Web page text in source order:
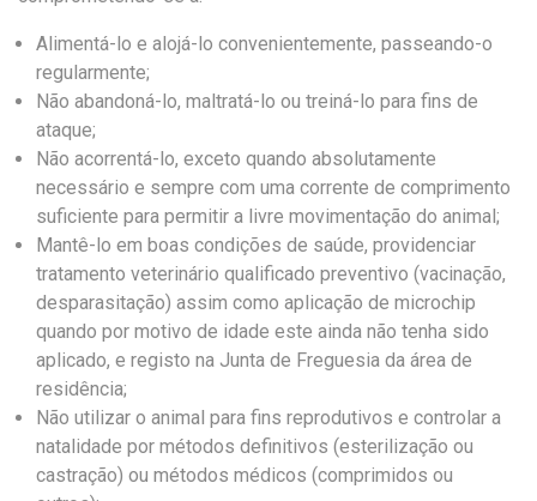
Alimentá-lo e alojá-lo convenientemente, passeando-o
regularmente;
Não abandoná-lo, maltratá-lo ou treiná-lo para fins de
ataque;
Não acorrentá-lo, exceto quando absolutamente
necessário e sempre com uma corrente de comprimento
suficiente para permitir a livre movimentação do animal;
Mantê-lo em boas condições de saúde, providenciar
tratamento veterinário qualificado preventivo (vacinação,
desparasitação) assim como aplicação de microchip
quando por motivo de idade este ainda não tenha sido
aplicado, e registo na Junta de Freguesia da área de
residência;
Não utilizar o animal para fins reprodutivos e controlar a
natalidade por métodos definitivos (esterilização ou
castração) ou métodos médicos (comprimidos ou